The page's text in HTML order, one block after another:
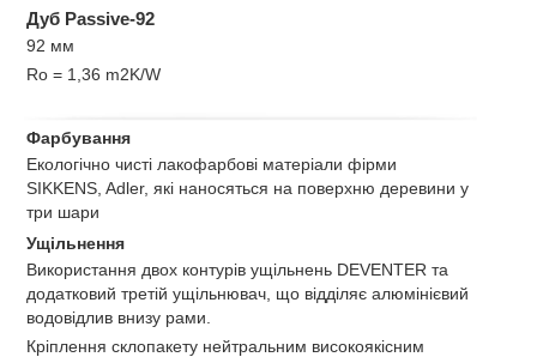
Дуб Passive-92
92 мм
Ro = 1,36 m2K/W
Фарбування
Екологічно чисті лакофарбові матеріали фірми
SIKKENS, Adler, які наносяться на поверхню деревини у
три шари
Ущільнення
Використання двох контурів ущільнень DEVENTER та
додатковий третій ущільнювач, що відділяє алюмінієвий
водовідлив внизу рами.
Кріплення склопакету нейтральним високоякісним